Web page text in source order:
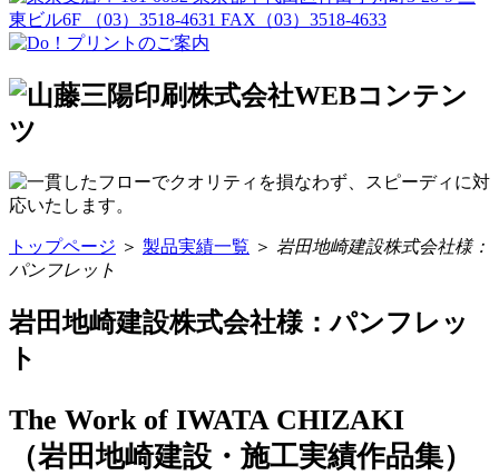
トップページ ＞ 製品実績一覧 ＞ 岩田地崎建設株式会社様：
パンフレット
岩田地崎建設株式会社様：パンフレッ
ト
The Work of IWATA CHIZAKI
（岩田地崎建設・施工実績作品集）